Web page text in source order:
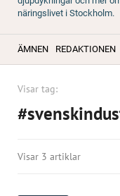
näringslivet i Stockholm.
ÄMNEN REDAKTIONEN
Visar tag:
Visar 3 artiklar